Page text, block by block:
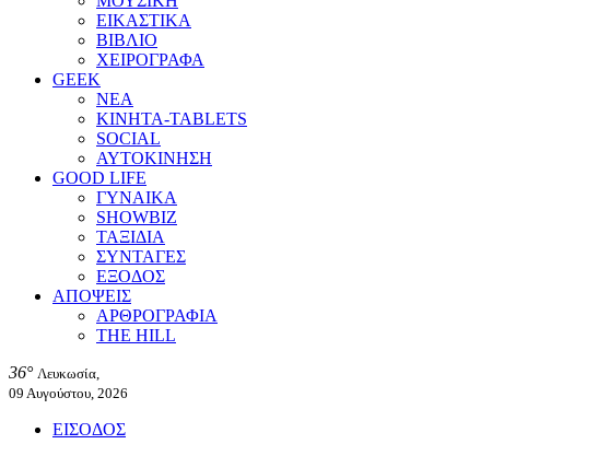
ΕΙΚΑΣΤΙΚΑ
ΒΙΒΛΙΟ
ΧΕΙΡΟΓΡΑΦΑ
GEEK
ΝΕΑ
ΚΙΝΗΤΑ-TABLETS
SOCIAL
ΑΥΤΟΚΙΝΗΣΗ
GOOD LIFE
ΓΥΝΑΙΚΑ
SHOWBIZ
ΤΑΞΙΔΙΑ
ΣΥΝΤΑΓΕΣ
ΕΞΟΔΟΣ
ΑΠΟΨΕΙΣ
ΑΡΘΡΟΓΡΑΦΙΑ
THE HILL
36° Λευκωσία,
09 Αυγούστου, 2026
ΕΙΣΟΔΟΣ